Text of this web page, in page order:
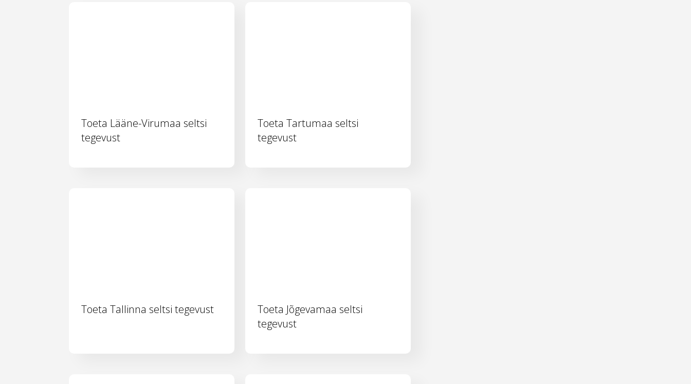
Toeta Lääne-Virumaa seltsi
tegevust
Toeta Tartumaa seltsi
tegevust
Toeta Tallinna seltsi tegevust
Toeta Jõgevamaa seltsi
tegevust